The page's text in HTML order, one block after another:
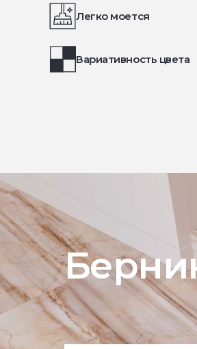
Легко моется
Вариативность цвета